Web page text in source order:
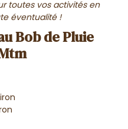
toutes vos activités en
éventualité !
Bob de Pluie